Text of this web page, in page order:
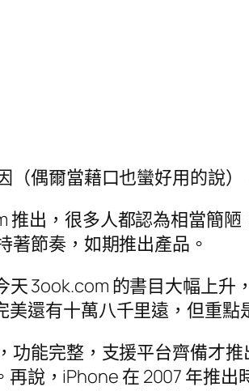
偶爾當藉口也蠻好用的說
推出，很多人都認為相當簡
著節奏，如期推出產品。
3ook.com 的書目大幅上
美還有十萬八千里遠，但重
功能完整，支援平台齊備才
說，iPhone 在 2007 年推出